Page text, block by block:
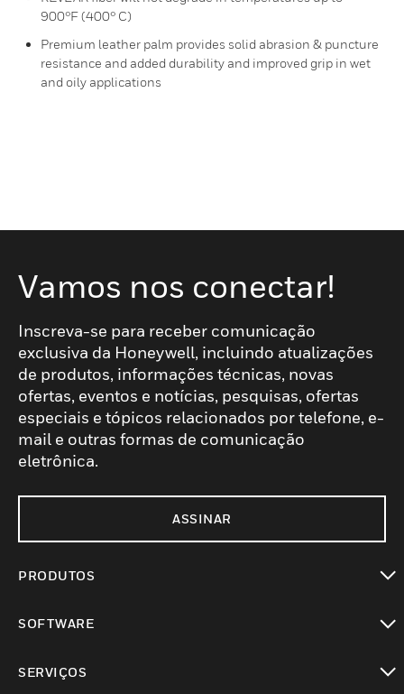
900°F (400° C)
Premium leather palm provides solid abrasion & puncture
resistance and added durability and improved grip in wet
and oily applications
Vamos nos conectar!
Inscreva-se para receber comunicação
exclusiva da Honeywell, incluindo atualizações
de produtos, informações técnicas, novas
ofertas, eventos e notícias, pesquisas, ofertas
especiais e tópicos relacionados por telefone, e-
mail e outras formas de comunicação
eletrônica.
ASSINAR
PRODUTOS
SOFTWARE
SERVIÇOS